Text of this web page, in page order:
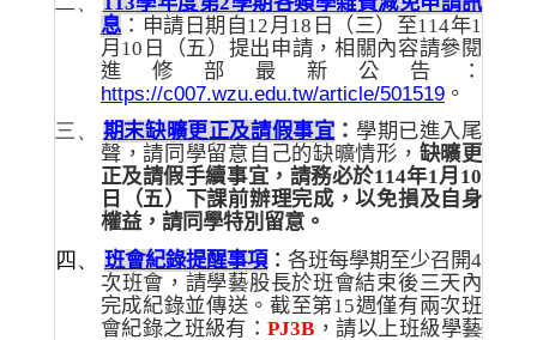
息 ：申請日期自12 月 18 日（三）至114年1
月 10 日（五）提出申請，相關內容請參閱
進修部最新公告：
https://c007.wzu.edu.tw/article/501519。
三、
期末缺曠更正及請假事宜 ： 學期已進入尾
聲，請同學留意自己的缺曠情形， 缺曠更
正及請假手續事宜，請務必於114年1 月 10
日（五）下課前辦理完成，以免損及自身
權益，請同學特別留意。
四、 班會紀錄提醒事項 ： 各班每學期至少召開4
次班會，請學藝股長於班會結束後三天內
完成紀錄並傳送。截至第15週僅有兩次班
會紀錄之班級有：PJ3B ，請以上班級學藝